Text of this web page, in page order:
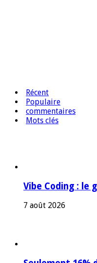
Récent
Populaire
commentaires
Mots clés
Vibe Coding : le
7 août 2026